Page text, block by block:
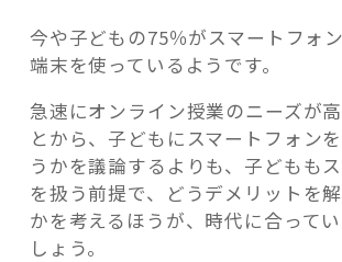
今や子どもの75％がスマートフォ
端末を使っているようです。
急速にオンライン授業のニーズが
とから、子どもにスマートフォン
うかを議論するよりも、子どもも
を扱う前提で、どうデメリットを
かを考えるほうが、時代に合って
しょう。